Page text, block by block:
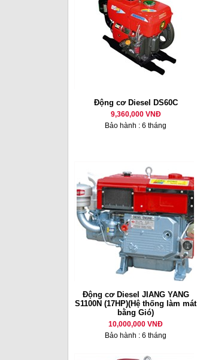
Động cơ Diesel DS60C
9,360,000 VNĐ
Bảo hành : 6 tháng
Động cơ Diesel JIANG YANG
S1100N (17HP)(Hệ thống làm mát
bằng Gió)
10,000,000 VNĐ
Bảo hành : 6 tháng